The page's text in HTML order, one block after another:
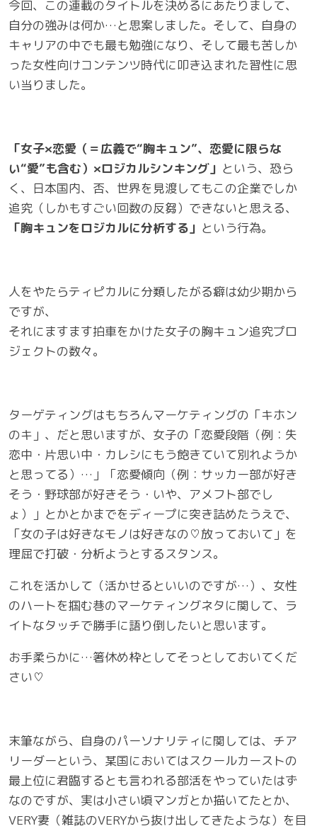
今回、この連載のタイトルを決めるにあたりまして、
自分の強みは何か…と思案しました。そして、自身の
キャリアの中でも最も勉強になり、そして最も苦しか
った女性向けコンテンツ時代に叩き込まれた習性に思
い当りました。
「女子×恋愛（＝広義で“胸キュン”、恋愛に限らな
い“愛”も含む）×ロジカルシンキング」 という、恐ら
く、日本国内、否、世界を見渡してもこの企業でしか
追究（しかもすごい回数の反芻）できないと思える､
「胸キュンをロジカルに分析する」 という行為。
人をやたらティピカルに分類したがる癖は幼少期から
ですが、
それにますます拍車をかけた女子の胸キュン追究プロ
ジェクトの数々。
ターゲティングはもちろんマーケティングの「キホン
のキ」、だと思いますが、女子の「恋愛段階（例：失
恋中・片思い中・カレシにもう飽きていて別れようか
と思ってる）…」「恋愛傾向（例：サッカー部が好き
そう・野球部が好きそう・いや、アメフト部でし
ょ）」とかとかまでをディープに突き詰めたうえで、
「女の子は好きなモノは好きなの♡放っておいて」を
理屈で打破・分析ようとするスタンス。
これを活かして（活かせるといいのですが…）、女性
のハートを掴む巷のマーケティングネタに関して、ラ
イトなタッチで勝手に語り倒したいと思います。
お手柔らかに…箸休め枠としてそっとしておいてくだ
さい♡
末筆ながら、自身のパーソナリティに関しては、チア
リーダーという、某国においてはスクールカーストの
最上位に君臨するとも言われる部活をやっていたはず
なのですが、実は小さい頃マンガとか描いてたとか、
VERY妻（雑誌のVERYから抜け出してきたような）を目